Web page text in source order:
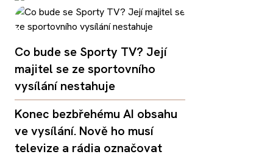
Co bude se Sporty TV? Její
majitel se ze sportovního
vysílání nestahuje
Konec bezbřehému AI obsahu
ve vysílání. Nově ho musí
televize a rádia označovat